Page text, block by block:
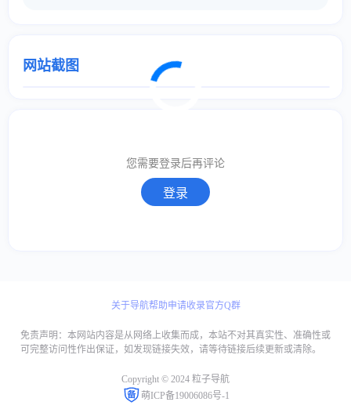
网站截图
您需要登录后再评论
登录
关于导航帮助申请收录官方Q群
免责声明：本网站内容是从网络上收集而成，本站不对其真实性、准确性或
可完整访问性作出保证，如发现链接失效，请等待链接后续更新或清除。
Copyright © 2024 粒子导航
萌ICP备19006086号-1
取消 回复